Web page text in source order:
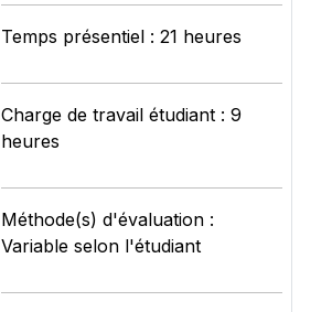
Temps présentiel : 21 heures
Charge de travail étudiant : 9
heures
Méthode(s) d'évaluation :
Variable selon l'étudiant